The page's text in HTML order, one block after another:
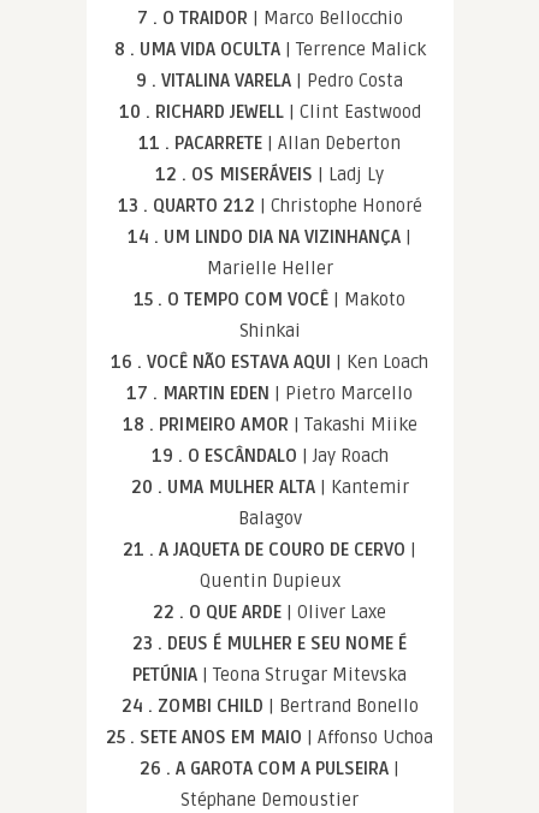
7 . O TRAIDOR | Marco Bellocchio
8 . UMA VIDA OCULTA | Terrence Malick
9 . VITALINA VARELA | Pedro Costa
10 . RICHARD JEWELL | Clint Eastwood
11 . PACARRETE | Allan Deberton
12 . OS MISERÁVEIS | Ladj Ly
13 . QUARTO 212 | Christophe Honoré
14 . UM LINDO DIA NA VIZINHANÇA |
Marielle Heller
15 . O TEMPO COM VOCÊ | Makoto
Shinkai
16 . VOCÊ NÃO ESTAVA AQUI | Ken Loach
17 . MARTIN EDEN | Pietro Marcello
18 . PRIMEIRO AMOR | Takashi Miike
19 . O ESCÂNDALO | Jay Roach
20 . UMA MULHER ALTA | Kantemir
Balagov
21 . A JAQUETA DE COURO DE CERVO |
Quentin Dupieux
22 . O QUE ARDE | Oliver Laxe
23 . DEUS É MULHER E SEU NOME É
PETÚNIA | Teona Strugar Mitevska
24 . ZOMBI CHILD | Bertrand Bonello
25 . SETE ANOS EM MAIO | Affonso Uchoa
26 . A GAROTA COM A PULSEIRA |
Stéphane Demoustier